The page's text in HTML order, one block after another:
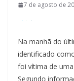
7 de agosto de
Na manhã do
identificado
foi vítima de
Segundo